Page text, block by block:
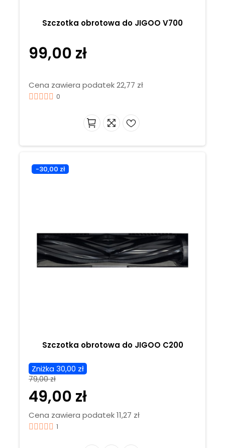
Szczotka obrotowa do JIGOO V700
99,00 zł
Cena zawiera podatek 22,77 zł
0
-30,00 zł
Szczotka obrotowa do JIGOO C200
Zniżka 30,00 zł
79,00 zł
49,00 zł
Cena zawiera podatek 11,27 zł
1